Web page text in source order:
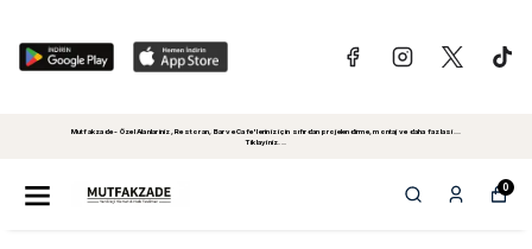
Mutfakzade - Özel Alanlariniz, Restoran, Bar ve Cafe'leriniz için sıfırdan projelendirme, montaj ve daha fazlasi...
Tiklayiniz...
0